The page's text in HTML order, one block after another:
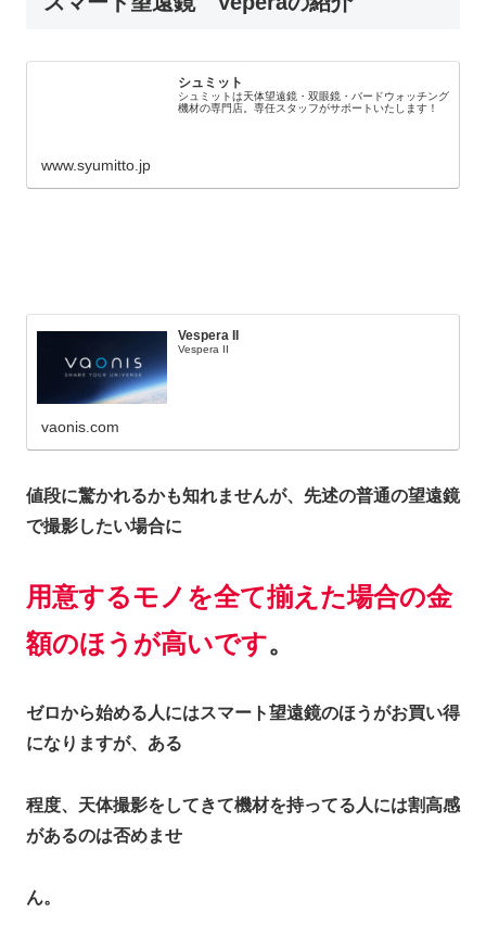
シュミット
シュミットは天体望遠鏡・双眼鏡・バードウォッチング
機材の専門店。専任スタッフがサポートいたします！
www.syumitto.jp
Vespera II
Vespera II
vaonis.com
値段に驚かれるかも知れませんが、先述の普通の望遠鏡
で撮影したい場合に
用意するモノを全て揃えた場合の金
額のほうが高いです。
ゼロから始める人にはスマート望遠鏡のほうがお買い得
になりますが、ある
程度、天体撮影をしてきて機材を持ってる人には割高感
があるのは否めませ
ん。